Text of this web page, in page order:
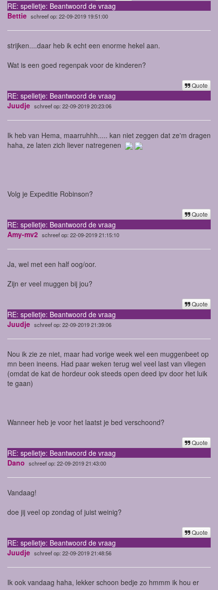
RE: spelletje: Beantwoord de vraag
Bettie schreef op: 22-09-2019 19:51:00
strijken....daar heb ik echt een enorme hekel aan.
Wat is een goed regenpak voor de kinderen?
Quote
RE: spelletje: Beantwoord de vraag
Juudje schreef op: 22-09-2019 20:23:06
Ik heb van Hema, maarruhhh..... kan niet zeggen dat ze'm dragen
haha, ze laten zich liever natregenen
Volg je Expeditie Robinson?
Quote
RE: spelletje: Beantwoord de vraag
Amy-mv2 schreef op: 22-09-2019 21:15:10
Ja, wel met een half oog/oor.
Zijn er veel muggen bij jou?
Quote
RE: spelletje: Beantwoord de vraag
Juudje schreef op: 22-09-2019 21:39:06
Nou ik zie ze niet, maar had vorige week wel een muggenbeet op
mn been ineens. Had paar weken terug wel veel last van vliegen
(omdat de kat de hordeur ook steeds open deed ipv door het luik
te gaan)
Wanneer heb je voor het laatst je bed verschoond?
Quote
RE: spelletje: Beantwoord de vraag
Dano schreef op: 22-09-2019 21:43:00
Vandaag!
doe jij veel op zondag of juist weinig?
Quote
RE: spelletje: Beantwoord de vraag
Juudje schreef op: 22-09-2019 21:48:56
Ik ook vandaag haha, lekker schoon bedje zo hmmm ik hou er